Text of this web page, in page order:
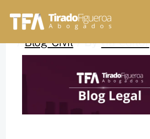
content
/Blog Civil/ Bytfa editor